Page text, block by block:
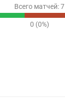
Всего матчей: 7
0 (0%)